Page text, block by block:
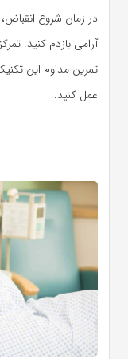
در زمان شروع
آرامی بازدم کنید.
تمرین مداوم این
عمل کنید.